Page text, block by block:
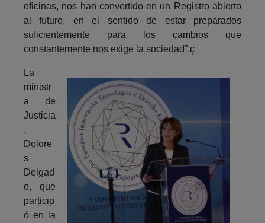
oficinas, nos han convertido en un Registro abierto
al futuro, en el sentido de estar preparados
suficientemente para los cambios que
constantemente nos exige la sociedad”.ç
La
ministr
a de
Justicia
,
Dolore
s
Delgad
o, que
particip
ó en la